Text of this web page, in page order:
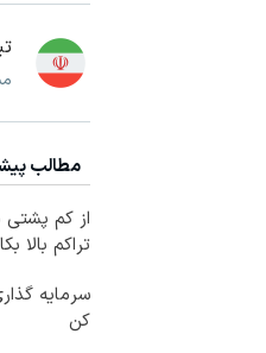
مطالب
از کم
تراکم بالا
سرمایه
کن